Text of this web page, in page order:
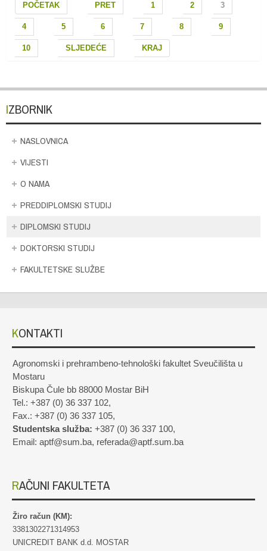
POČETAK PRET 1 2 3
4 5 6 7 8 9
10 SLJEDEĆE KRAJ
IZBORNIK
NASLOVNICA
VIJESTI
O NAMA
PREDDIPLOMSKI STUDIJ
DIPLOMSKI STUDIJ
DOKTORSKI STUDIJ
FAKULTETSKE SLUŽBE
KONTAKTI
Agronomski i prehrambeno-tehnološki fakultet Sveučilišta u
Mostaru
Biskupa Čule bb 88000 Mostar BiH
Tel.: +387 (0) 36 337 102,
Fax.: +387 (0) 36 337 105,
Studentska služba: +387 (0) 36 337 100,
Email: aptf@sum.ba, referada@aptf.sum.ba
RAČUNI FAKULTETA
Žiro račun (KM):
3381302271314953
UNICREDIT BANK d.d. MOSTAR